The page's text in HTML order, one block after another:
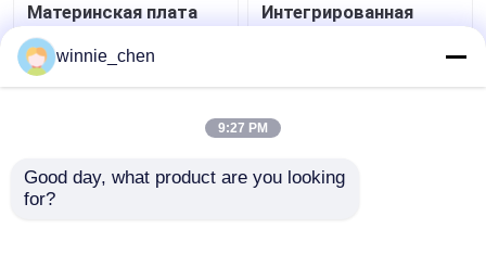
Материнская плата
Х310 ПК гнезда ДДР4
Интел ЛГА 1151 для
разыгрыша И7 8700
Интегрированная
H61 Socket 1155 Intel
winnie_chen
9:27 PM
Good day, what product are you looking
for?